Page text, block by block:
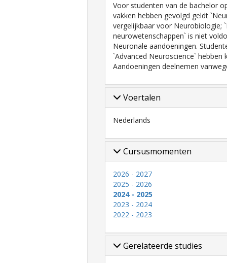
Voor studenten van de bachelor
vakken hebben gevolgd geldt
vergelijkbaar voor Neurobiologie;
neurowetenschappen` is niet
Neuronale aandoeningen.
`Advanced Neuroscience`
Aandoeningen deelnemen
Voertalen
Nederlands
Cursusmomenten
2026 - 2027
2025 - 2026
2024 - 2025
2023 - 2024
2022 - 2023
Gerelateerde studies